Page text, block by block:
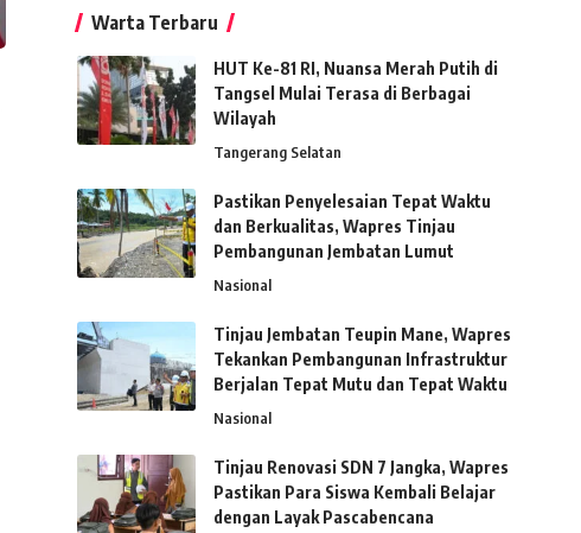
Warta Terbaru
HUT Ke-81 RI, Nuansa Merah Putih di
Tangsel Mulai Terasa di Berbagai
Wilayah
Tangerang Selatan
Pastikan Penyelesaian Tepat Waktu
dan Berkualitas, Wapres Tinjau
Pembangunan Jembatan Lumut
Nasional
Tinjau Jembatan Teupin Mane, Wapres
Tekankan Pembangunan Infrastruktur
Berjalan Tepat Mutu dan Tepat Waktu
Nasional
Tinjau Renovasi SDN 7 Jangka, Wapres
Pastikan Para Siswa Kembali Belajar
dengan Layak Pascabencana